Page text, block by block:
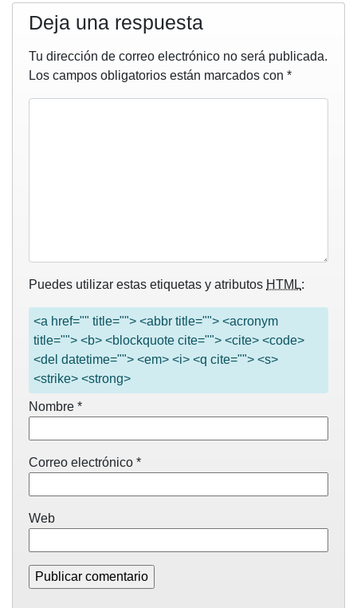
Deja una respuesta
Tu dirección de correo electrónico no será publicada.
Los campos obligatorios están marcados con *
Puedes utilizar estas etiquetas y atributos HTML:
<a href="" title=""> <abbr title=""> <acronym
title=""> <b> <blockquote cite=""> <cite> <code>
<del datetime=""> <em> <i> <q cite=""> <s>
<strike> <strong>
Nombre *
Correo electrónico *
Web